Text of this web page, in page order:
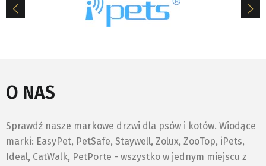
O NAS
Sprawdź nasze markowe drzwi dla psów i kotów. Wiodące
marki: EasyPet, PetSafe, Staywell, Zolux, ZooTop, iPets,
Ideal, CatWalk, PetPorte - wszystko w jednym miejscu z